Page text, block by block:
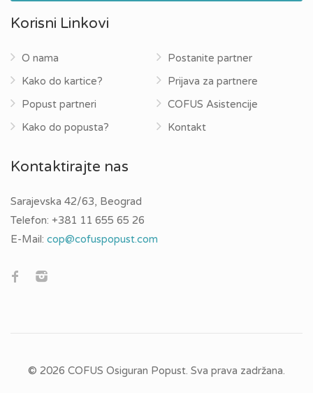
Korisni Linkovi
O nama
Kako do kartice?
Popust partneri
Kako do popusta?
Postanite partner
Prijava za partnere
COFUS Asistencije
Kontakt
Kontaktirajte nas
Sarajevska 42/63, Beograd
Telefon: +381 11 655 65 26
E-Mail: cop@cofuspopust.com
© 2026 COFUS Osiguran Popust. Sva prava zadržana.